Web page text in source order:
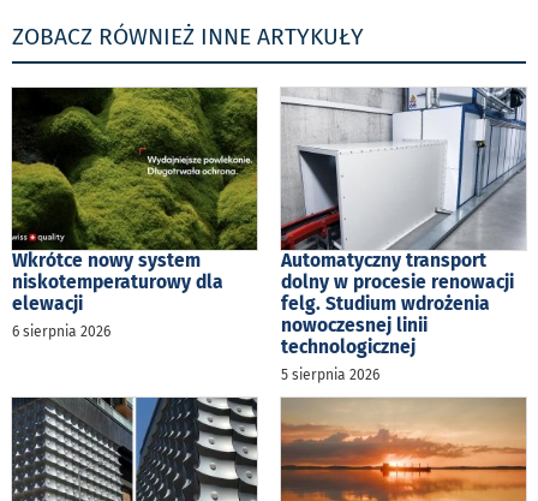
ZOBACZ RÓWNIEŻ INNE ARTYKUŁY
Wkrótce nowy system
niskotemperaturowy dla
elewacji
6 sierpnia 2026
Automatyczny transport
dolny w procesie renowacji
felg. Studium wdrożenia
nowoczesnej linii
technologicznej
5 sierpnia 2026